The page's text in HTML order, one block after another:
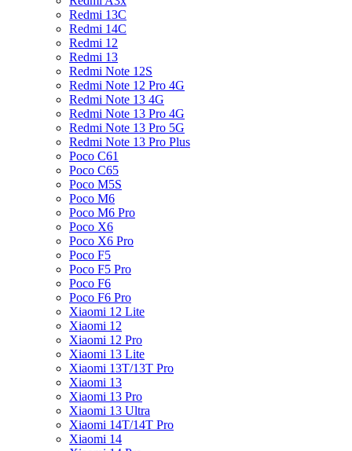
Redmi 13C
Redmi 14C
Redmi 12
Redmi 13
Redmi Note 12S
Redmi Note 12 Pro 4G
Redmi Note 13 4G
Redmi Note 13 Pro 4G
Redmi Note 13 Pro 5G
Redmi Note 13 Pro Plus
Poco C61
Poco C65
Poco M5S
Poco M6
Poco M6 Pro
Poco X6
Poco X6 Pro
Poco F5
Poco F5 Pro
Poco F6
Poco F6 Pro
Xiaomi 12 Lite
Xiaomi 12
Xiaomi 12 Pro
Xiaomi 13 Lite
Xiaomi 13T/13T Pro
Xiaomi 13
Xiaomi 13 Pro
Xiaomi 13 Ultra
Xiaomi 14T/14T Pro
Xiaomi 14